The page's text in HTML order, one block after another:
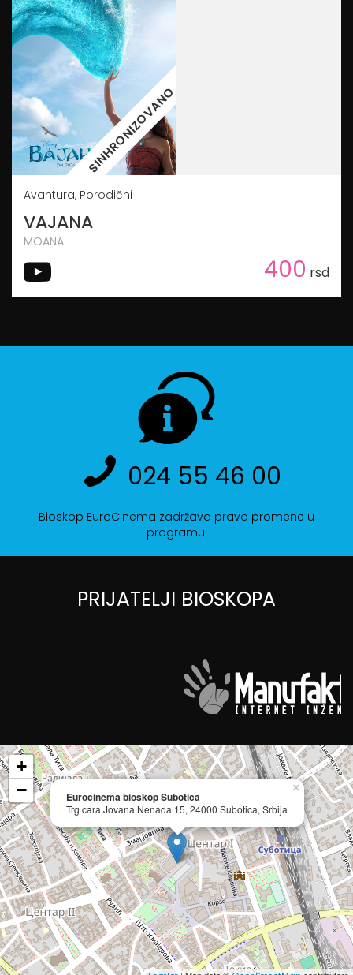
SINHRONIZOVANO
Avantura, Porodični
VAJANA
MOANA
400 rsd
024 55 46 00
Bioskop EuroCinema zadržava pravo promene u
programu.
PRIJATELJI BIOSKOPA
Eurocinema bioskop Subotica
Trg cara Jovana Nenada 15, 24000 Subotica, Srbija
×
+
−